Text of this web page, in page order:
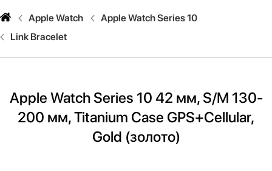
Apple Watch
Apple Watch Series 10
Link Bracelet
Apple Watch Series 10 42 мм, S/M 130-
200 мм, Titanium Case GPS+Cellular,
Gold (золото)